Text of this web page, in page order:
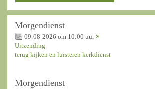
Morgendienst
09-08-2026 om 10:00 uur
Uitzending
terug kijken en luisteren kerkdienst
Morgendienst